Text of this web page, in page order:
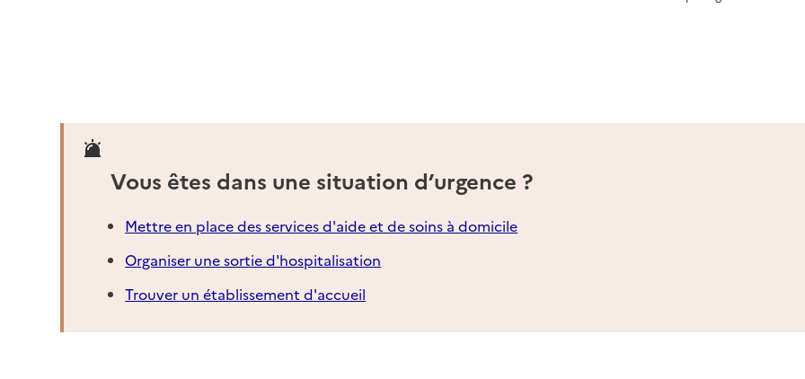
Site internet
Rapport HAS
Voir la fiche
Mis à jour le : 04/08/2026
Service autonomie à domicile (aide)
ADHAP Services
80500-Montdidier
Vous êtes dans une situation d’urgence ?
Mettre en place des services d'aide et de soins à domicile
Organiser une sortie d'hospitalisation
Trouver un établissement d'accueil